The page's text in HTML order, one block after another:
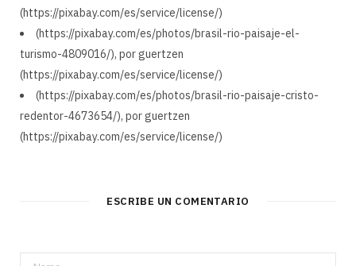
(https://pixabay.com/es/service/license/)
(https://pixabay.com/es/photos/brasil-rio-paisaje-el-
turismo-4809016/), por guertzen
(https://pixabay.com/es/service/license/)
(https://pixabay.com/es/photos/brasil-rio-paisaje-cristo-
redentor-4673654/), por guertzen
(https://pixabay.com/es/service/license/)
ESCRIBE UN COMENTARIO